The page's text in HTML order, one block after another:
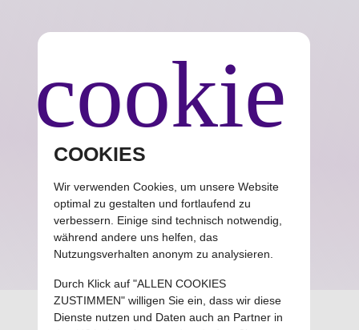
Cube Concept
Einfache Software für erfolgreiche Unternehmer
cookie
COOKIES
Wir verwenden Cookies, um unsere Website
optimal zu gestalten und fortlaufend zu
verbessern. Einige sind technisch notwendig,
während andere uns helfen, das
Nutzungsverhalten anonym zu analysieren.
Durch Klick auf "ALLEN COOKIES
ZUSTIMMEN" willigen Sie ein, dass wir diese
Dienste nutzen und Daten auch an Partner in